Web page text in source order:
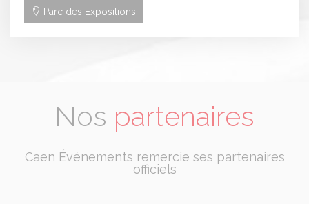
Parc des Expositions
Nos partenaires
Caen Événements remercie ses partenaires
officiels